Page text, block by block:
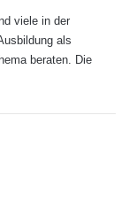
aber
und
später nicht
viele in der
als
beraten. Die